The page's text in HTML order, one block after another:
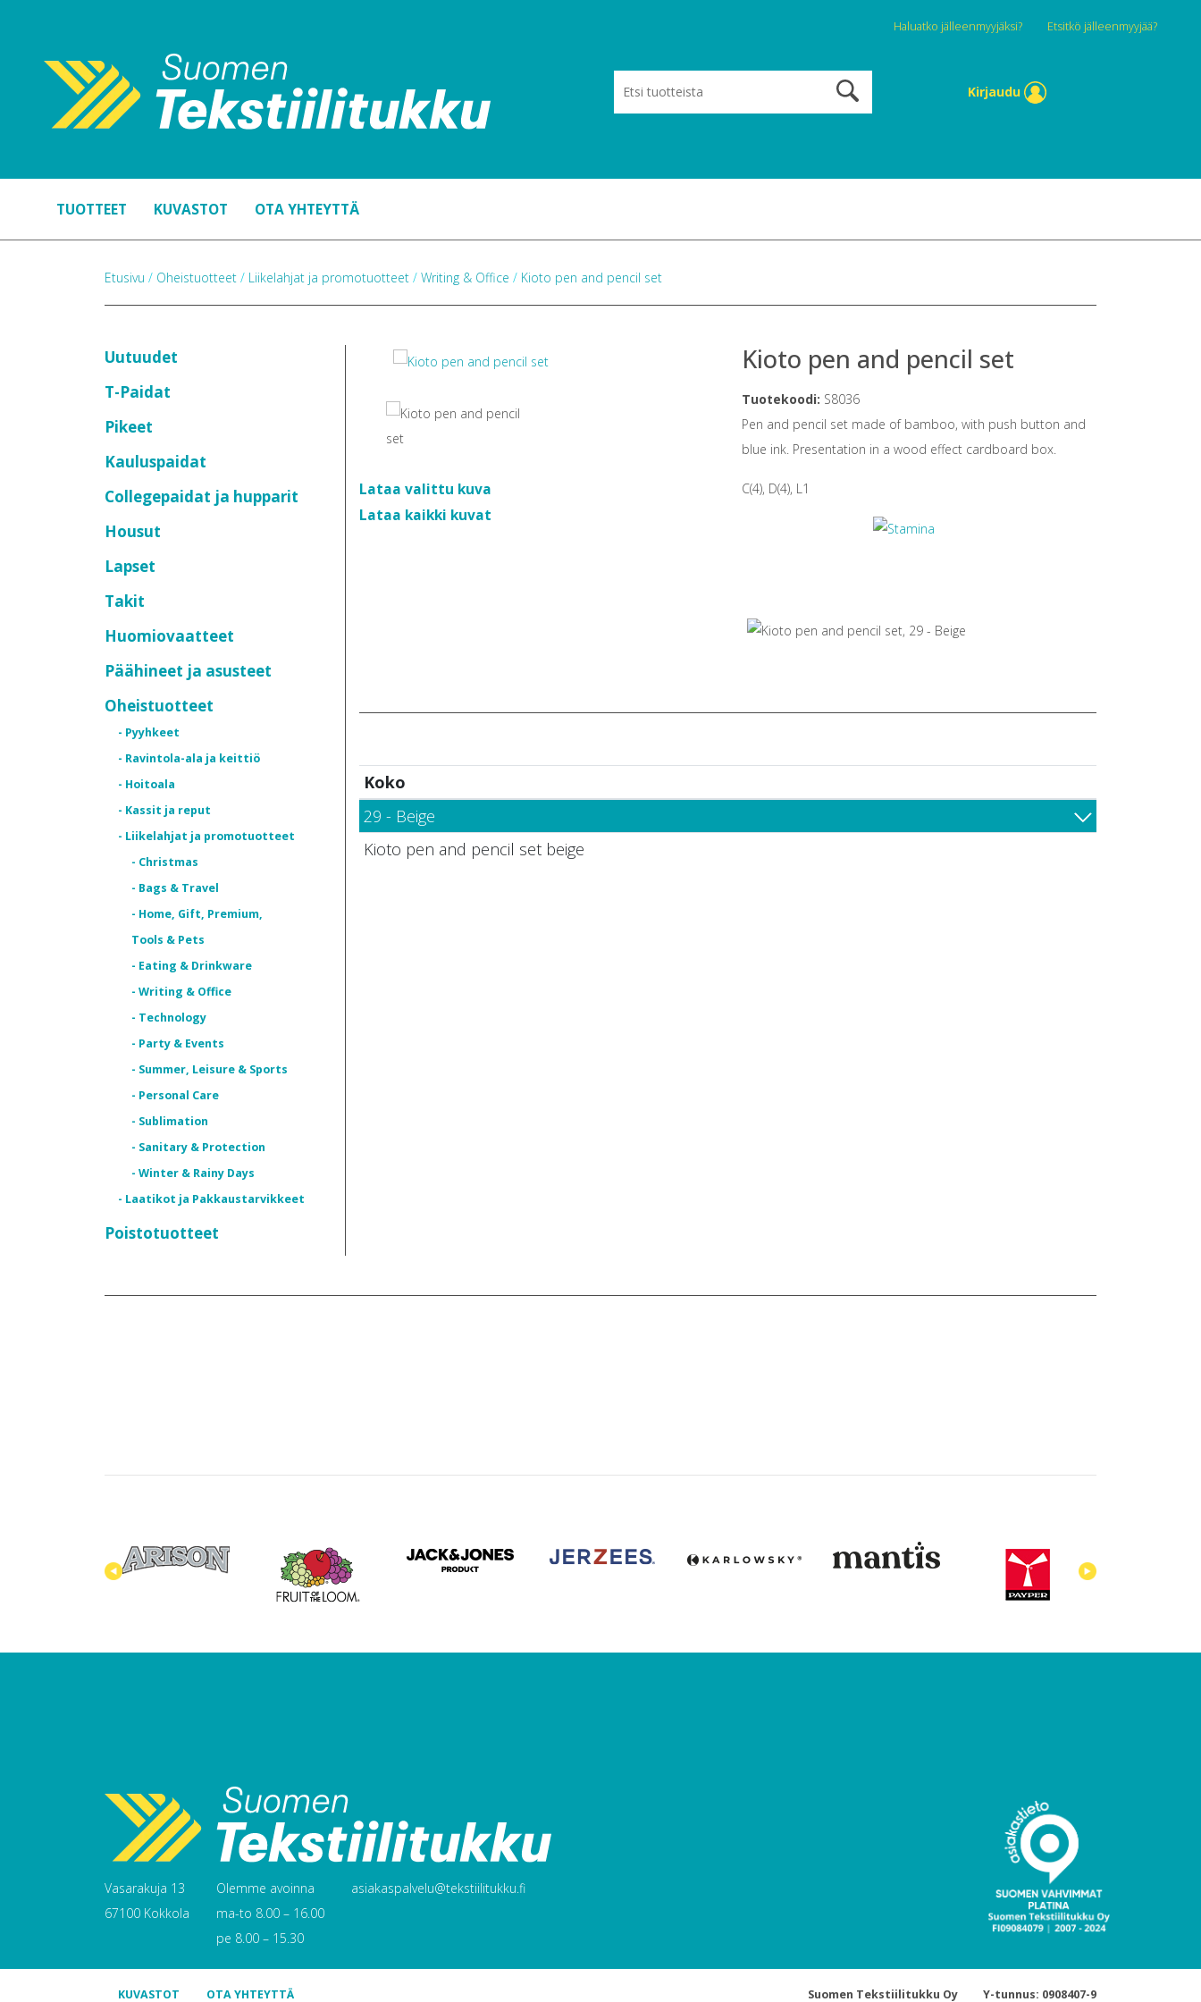
Haluatko jälleenmyyjäksi? Etsitkö jälleenmyyjää?
Kirjaudu
TUOTTEET KUVASTOT OTA YHTEYTTÄ
Etusivu / Oheistuotteet / Liikelahjat ja promotuotteet / Writing & Office / Kioto pen and pencil set
Uutuudet
T-Paidat
Pikeet
Kauluspaidat
Collegepaidat ja hupparit
Housut
Lapset
Takit
Huomiovaatteet
Päähineet ja asusteet
Oheistuotteet
- Pyyhkeet
- Ravintola-ala ja keittiö
- Hoitoala
- Kassit ja reput
- Liikelahjat ja promotuotteet
- Christmas
- Bags & Travel
- Home, Gift, Premium,
Tools & Pets
- Eating & Drinkware
- Writing & Office
- Technology
- Party & Events
- Summer, Leisure & Sports
- Personal Care
- Sublimation
- Sanitary & Protection
- Winter & Rainy Days
- Laatikot ja Pakkaustarvikkeet
Poistotuotteet
Lataa valittu kuva
Lataa kaikki kuvat
Kioto pen and pencil set
Tuotekoodi: S8036
Pen and pencil set made of bamboo, with push button and
blue ink. Presentation in a wood effect cardboard box.
C(4), D(4), L1
Koko
29 - Beige
Kioto pen and pencil set beige
Vasarakuja 13
67100 Kokkola
Olemme avoinna
ma-to 8.00 – 16.00
pe 8.00 – 15.30
asiakaspalvelu@tekstiilitukku.fi
KUVASTOT OTA YHTEYTTÄ Suomen Tekstiilitukku Oy Y-tunnus: 0908407-9